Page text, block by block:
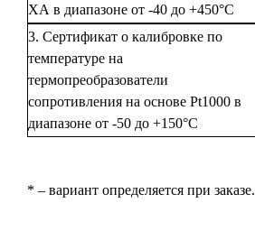
ХА в диапазоне от -40 до +450°С
3. Сертификат о калибровке по
температуре на
термопреобразователи
сопротивления на основе Pt1000 в
диапазоне от -50 до +150°С
* – вариант определяется при заказе.